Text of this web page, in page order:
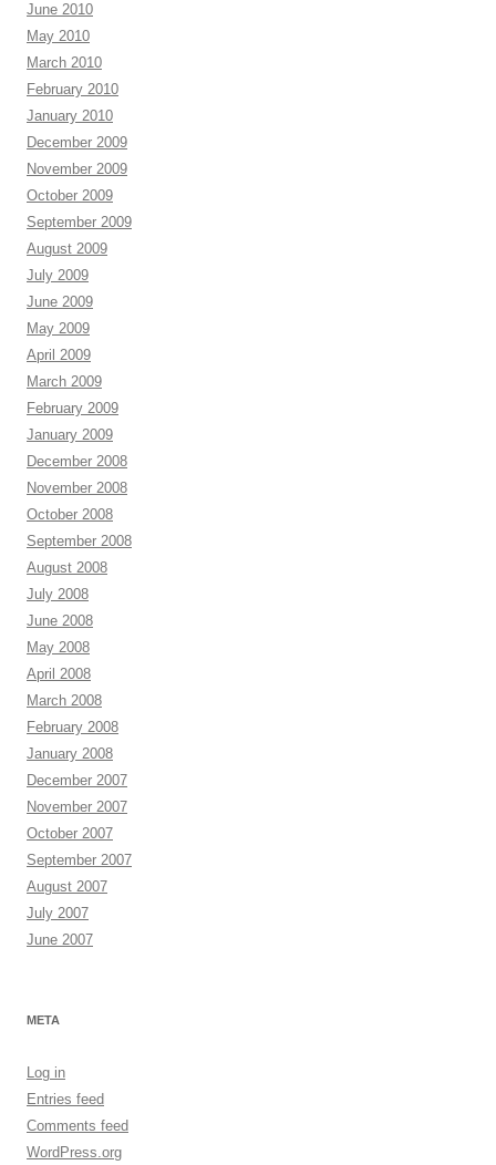
June 2010
May 2010
March 2010
February 2010
January 2010
December 2009
November 2009
October 2009
September 2009
August 2009
July 2009
June 2009
May 2009
April 2009
March 2009
February 2009
January 2009
December 2008
November 2008
October 2008
September 2008
August 2008
July 2008
June 2008
May 2008
April 2008
March 2008
February 2008
January 2008
December 2007
November 2007
October 2007
September 2007
August 2007
July 2007
June 2007
META
Log in
Entries feed
Comments feed
WordPress.org